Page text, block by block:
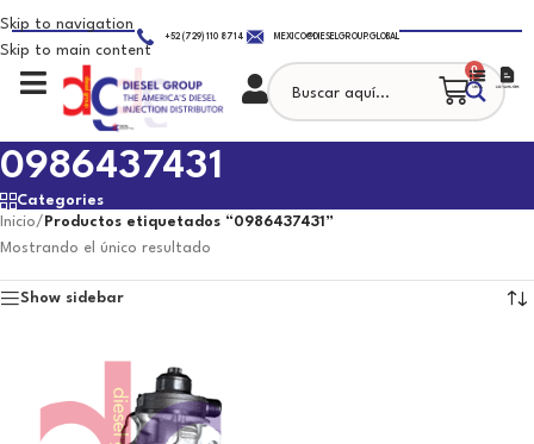
Skip to navigation
Skip to main content
+52 (729) 110 8714 MEXICO@DIESELGROUP.GLOBAL
0
0986437431
Categories
Inicio/ Productos etiquetados “0986437431”
Mostrando el único resultado
Show sidebar